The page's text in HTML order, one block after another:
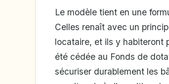
Le modèle tient en une
Celles renaît avec un
locataire, et ils y habiteront
été cédée au Fonds de
sécuriser durablement les